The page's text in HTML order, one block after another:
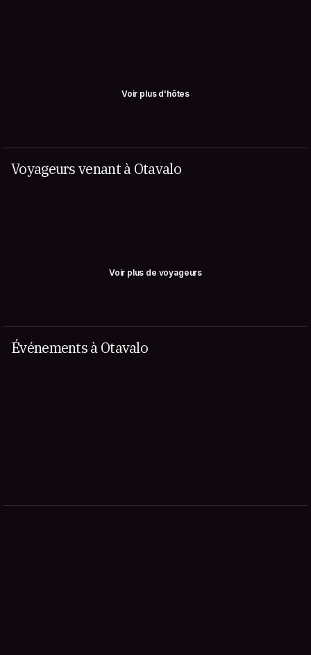
Voir plus d'hôtes
Voyageurs venant à Otavalo
Voir plus de voyageurs
Événements à Otavalo